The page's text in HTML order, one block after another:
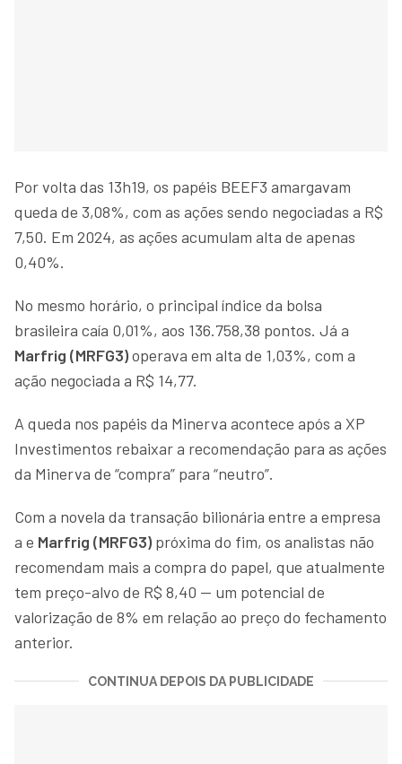
Por volta das 13h19, os papéis BEEF3 amargavam
queda de 3,08%, com as ações sendo negociadas a R$
7,50. Em 2024, as ações acumulam alta de apenas
0,40%.
No mesmo horário, o principal índice da bolsa
brasileira caía 0,01%, aos 136.758,38 pontos. Já a
Marfrig (MRFG3)operava em alta de 1,03%, com a
ação negociada a R$ 14,77.
A queda nos papéis da Minerva acontece após a XP
Investimentos rebaixar a recomendação para as ações
da Minerva de “compra” para “neutro”.
Com a novela da transação bilionária entre a empresa
a e Marfrig (MRFG3) próxima do fim, os analistas não
recomendam mais a compra do papel, que atualmente
tem preço-alvo de R$ 8,40 — um potencial de
valorização de 8% em relação ao preço do fechamento
anterior.
CONTINUA DEPOIS DA PUBLICIDADE